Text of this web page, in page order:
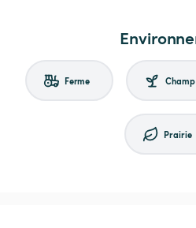
Ferme Champ
Prairie